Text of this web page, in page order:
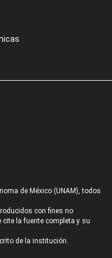
de México (UNAM), todos
con fines no
la fuente completa y su
de la institución.